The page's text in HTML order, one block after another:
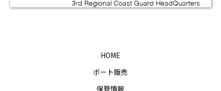
HOME
ボート販売
保管情報